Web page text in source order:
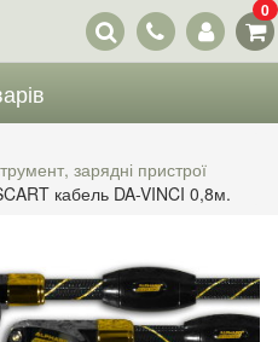
Наші
контакти
0
зарядні пристрої
кабель DA-VINCI 0,8м.